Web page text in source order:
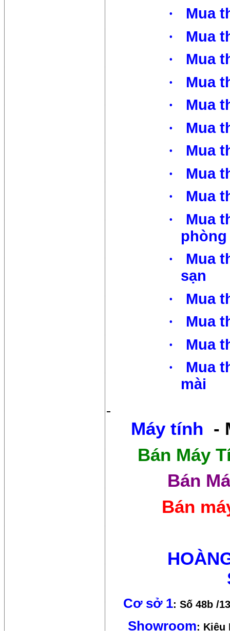
·
Mua
·
Mua
·
Mua
·
Mua
·
Mua
·
Mua
·
Mua
·
Mua
·
Mua
·
Mua
phòng
·
Mua
sạn
·
Mua
·
Mua
·
Mua
·
Mua
mài
Máy tính -
Bán Máy
Bán
Bán
Cơ sở 1: Số 48b /
Showroom: Kiêu